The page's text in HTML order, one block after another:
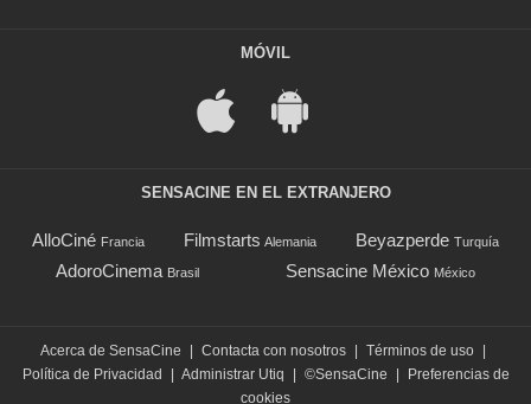
MÓVIL
SENSACINE EN EL EXTRANJERO
AlloCiné Francia Filmstarts Alemania Beyazperde Turquía
AdoroCinema Brasil Sensacine México México
Acerca de SensaCine Contacta con nosotros Términos de uso
Política de Privacidad
Administrar Utiq ©SensaCine
Preferencias de
cookies